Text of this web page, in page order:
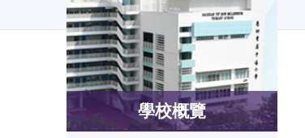
學校概覽